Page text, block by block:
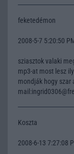
feketedémon
2008-5-7 5:20:50
sziasztok valaki
mp3-at most lesz
mondják hogy szar
Koszta
2008-6-13 7:27:08